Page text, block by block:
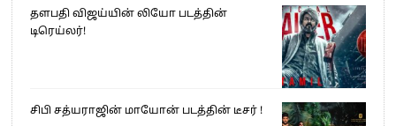
தளபதி விஜய்யின் லியோ படத்தின்
டிரெய்லர்!
சிபி சத்யராஜின் மாயோன் படத்தின் டீசர் !